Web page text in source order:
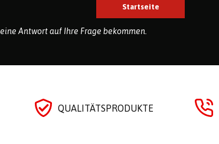
Antwort auf Ihre Frage bekommen.
QUALITÄTSPRODUKTE